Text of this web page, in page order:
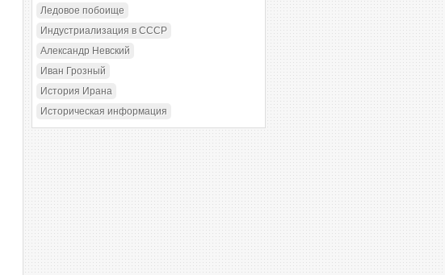
Ледовое побоище
Индустриализация в СССР
Александр Невский
Иван Грозный
История Ирана
Историческая информация